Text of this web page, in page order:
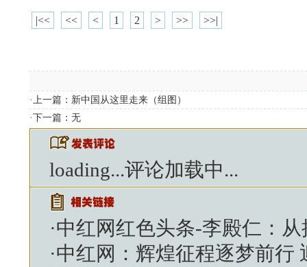
|<< << < 1 2 > >> >>|
·上一篇： 新中国从这里走来（组图）
·下一篇：无
loading...评论加载中...
·中红网红色头条-李殿仁：
·中红网：辉煌征程逐梦前